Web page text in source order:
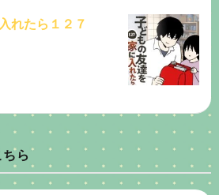
れたら１２７
ら